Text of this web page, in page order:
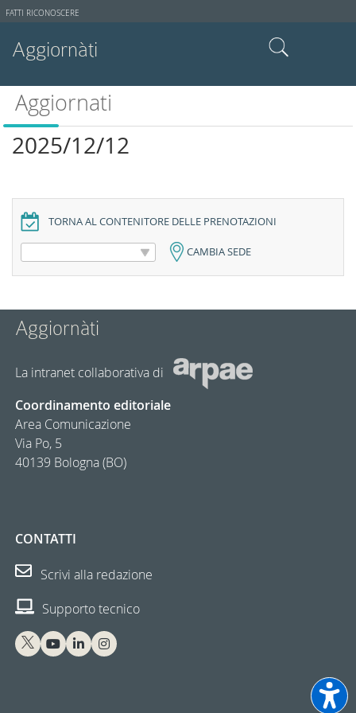
Strumenti
FATTI RICONOSCERE
Aggiornàti
Cerca nel sito
Ricerca avanzata…
Aggiornati
2025/12/12
TORNA AL CONTENITORE DELLE PRENOTAZIONI
CAMBIA SEDE
Aggiornàti
La intranet collaborativa di
Coordinamento editoriale
Area Comunicazione
Via Po, 5
40139 Bologna (BO)
CONTATTI
Scrivi alla redazione
Supporto tecnico